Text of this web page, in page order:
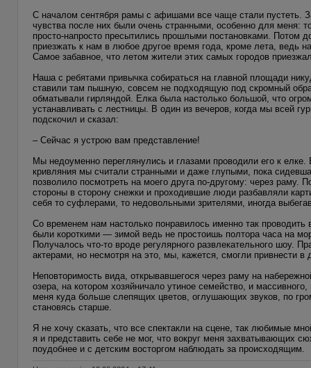
С началом сентября рамы с афишами все чаще стали пустеть.
чувства после них были очень странными, особенно для меня:
просто-напросто пресытились прошлыми постановками. Потом
приезжать к нам в любое другое время года, кроме лета, ведь
Самое забавное, что летом жители этих самых городов
Наша с ребятами привычка собираться на главной площади
ставили там пышную, совсем не подходящую под скромный
обматывали гирляндой. Елка была настолько большой, что
устанавливать с лестницы. В один из вечеров, когда мы всей
подскочил и сказал:
– Сейчас я устрою вам представление!
Мы недоуменно переглянулись и глазами проводили его к
кривляния мы считали странными и даже глупыми, пока
позволило посмотреть на моего друга по-другому: через раму.
стороны в сторону снежки и проходившие люди разбавляли
себя то суфлерами, то недовольными зрителями, иногда
Со временем нам настолько понравилось именно так
были короткими — зимой ведь не простоишь полтора часа на
Получалось что-то вроде регулярного развлекательного шоу.
актерами, но несмотря на это, мы, кажется, смогли привнести
Неповторимость вида, открывавшегося через раму на
озера, на котором хозяйничало утиное семейство, и
меня куда больше слепящих цветов, оглушающих звуков, по
становясь старше.
Я не хочу сказать, что все спектакли на сцене, так любимые
я и представить себе не мог, что вокруг меня захватывающих
поудобнее и с детским восторгом наблюдать за происходящим.